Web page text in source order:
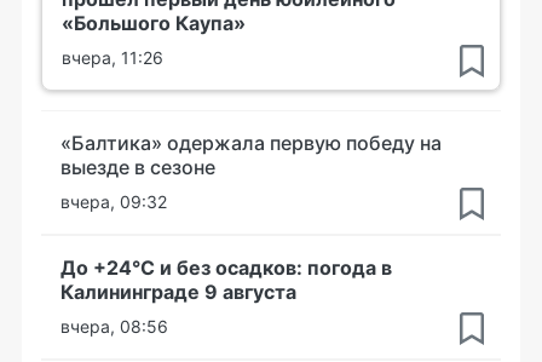
«Большого Каупа»
вчера, 11:26
«Балтика» одержала первую победу на
выезде в сезоне
вчера, 09:32
До +24°С и без осадков: погода в
Калининграде 9 августа
вчера, 08:56